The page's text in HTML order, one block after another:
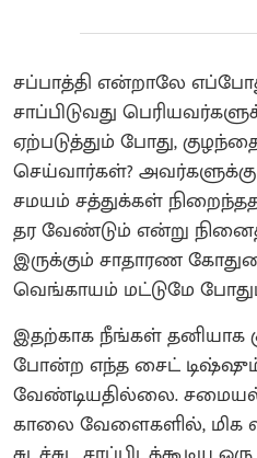
சப்பாத்தி என்றாலே
சாப்பிடுவது
ஏற்படுத்தும் போது,
செய்வார்கள்?
சமயம் சத்துக்கள்
தர வேண்டும் என்று
இருக்கும் சாதாரண
வெங்காயம் மட்டுமே
இதற்காக நீங்கள் தனியாக
போன்ற எந்த சைட்
வேண்டியதில்லை.
காலை வேளைகளில், மிக